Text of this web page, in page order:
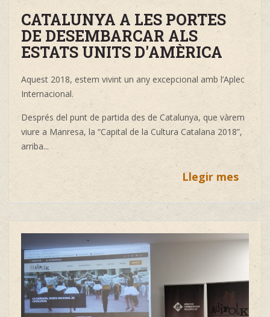
CATALUNYA A LES PORTES
DE DESEMBARCAR ALS
ESTATS UNITS D'AMÈRICA
Aquest 2018, estem vivint un any excepcional amb l’Aplec
Internacional.
Després del punt de partida des de Catalunya, que vàrem
viure a Manresa, la “Capital de la Cultura Catalana 2018”,
arriba...
Llegir mes